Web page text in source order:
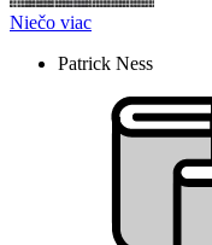
Niečo viac
Patrick Ness